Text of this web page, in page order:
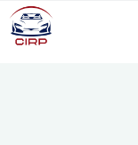
Passer
au
contenu